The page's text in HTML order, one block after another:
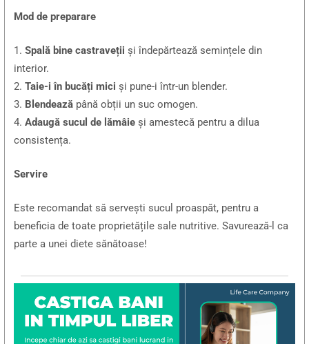
Mod de preparare
1.Spală bine castraveții și îndepărtează semințele din
interior.
2.Taie-i în bucăți mici și pune-i într-un blender.
3. Blendează până obții un suc omogen.
4.Adaugă sucul de lămâie și amestecă pentru a dilua
consistența.
Servire
Este recomandat să servești sucul proaspăt, pentru a
beneficia de toate proprietățile sale nutritive. Savurează-l ca
parte a unei diete sănătoase!